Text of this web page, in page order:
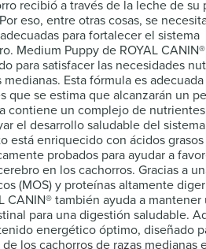
recibió a través de la leche de su
eso, entre otras cosas, se
para fortalecer el sistema
Medium Puppy de ROYAL
para satisfacer las necesidades
Esta fórmula es
que se estima que alcanzarán un
contiene un complejo de
el desarrollo saludable del sistema
está enriquecido con ácidos
probados para ayudar a
en los cachorros. Gracias a
(MOS) y proteínas altamente
CANIN® también ayuda a
para una digestión saludable.
energético óptimo, diseñado
los cachorros de razas medianas